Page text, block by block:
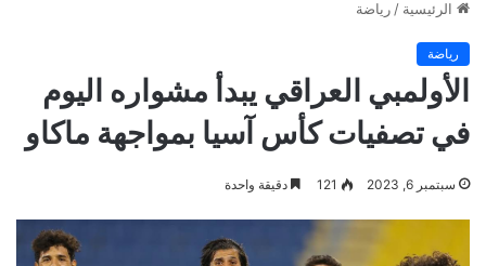
الرئيسية / رياضة
رياضة
الأولمبي العراقي يبدأ مشواره اليوم
في تصفيات كأس آسيا بمواجهة ماكاو
سبتمبر 6, 2023 121 دقيقة واحدة